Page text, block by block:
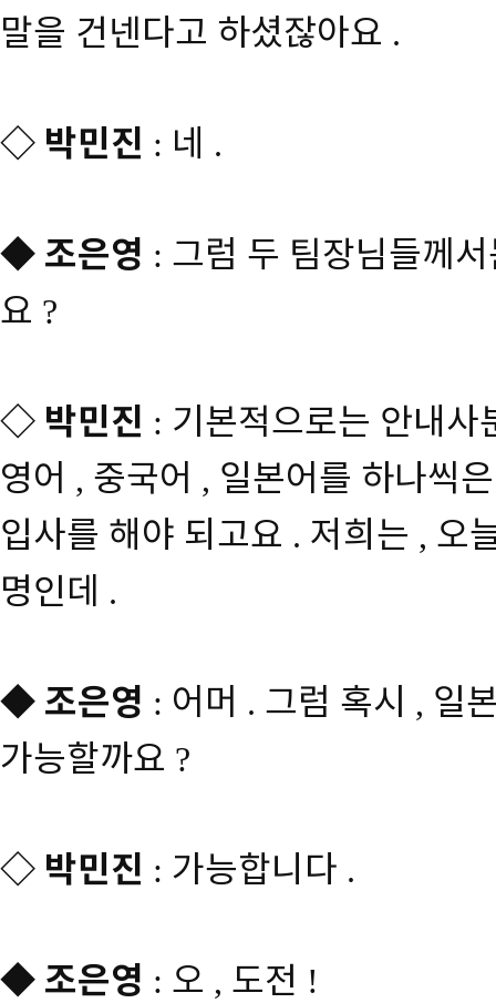
말을 건넨다고 하셨잖아요 .
◇ 박민진 : 네 .
◆ 조은영 : 그럼 두 팀장님들께
요 ?
◇ 박민진 : 기본적으로는 안내사
영어 , 중국어 , 일본어를 하나씩
입사를 해야 되고요 . 저희는 , 오
명인데
.
◆ 조은영 : 어머 . 그럼 혹시 , 일
가능할까요 ?
◇ 박민진 : 가능합니다 .
◆ 조은영 : 오 , 도전 !